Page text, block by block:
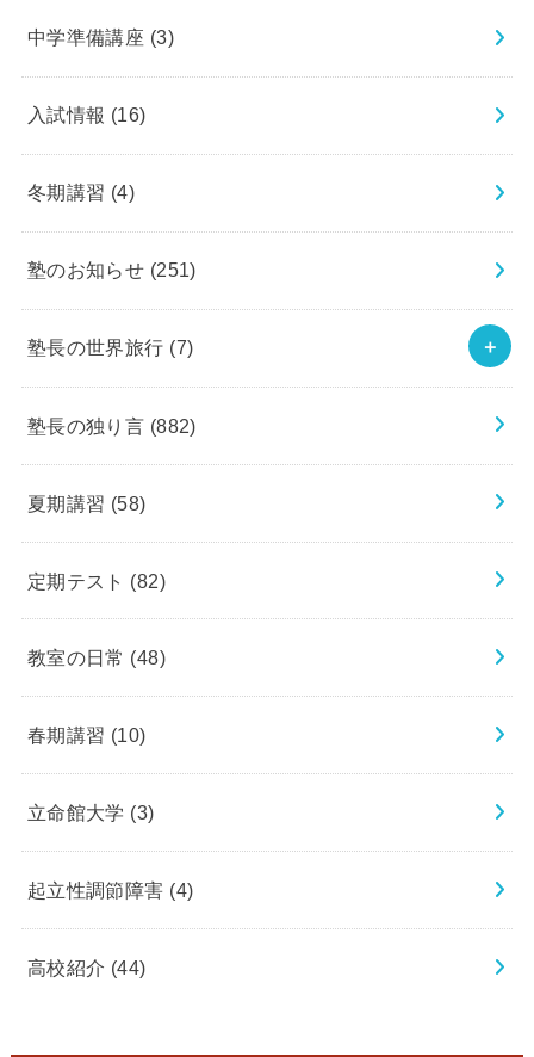
中学準備講座 (3)
入試情報 (16)
冬期講習 (4)
塾のお知らせ (251)
塾長の世界旅行 (7)
塾長の独り言 (882)
夏期講習 (58)
定期テスト (82)
教室の日常 (48)
春期講習 (10)
立命館大学 (3)
起立性調節障害 (4)
高校紹介 (44)